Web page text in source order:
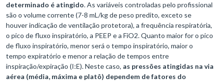
determinado é atingido. As variáveis controladas pelo profissional
são o volume corrente (7-8 mL/kg de peso predito, exceto se
houver indicação de ventilação protetora), a frequência respiratória,
o pico de fluxo inspiratório, a PEEP e a FiO2. Quanto maior for o pico
de fluxo inspiratório, menor será o tempo inspiratório, maior o
tempo expiratório e menor a relação de tempos entre
inspiração/expiração (I:E). Neste caso, as pressões atingidas na via
aérea (média, máxima e platô) dependem de fatores do